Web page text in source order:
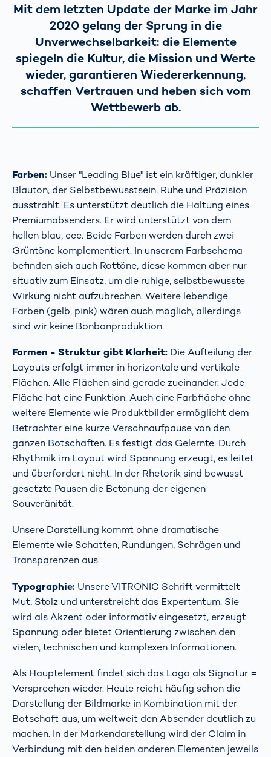
Mit dem letzten Update der Marke im Jahr
2020 gelang der Sprung in die
Unverwechselbarkeit: die Elemente
spiegeln die Kultur, die Mission und Werte
wieder, garantieren Wiedererkennung,
schaffen Vertrauen und heben sich vom
Wettbewerb ab.
Farben: Unser "Leading Blue" ist ein kräftiger, dunkler
Blauton, der Selbstbewusstsein, Ruhe und Präzision
ausstrahlt. Es unterstützt deutlich die Haltung eines
Premiumabsenders. Er wird unterstützt von dem
hellen blau, ccc. Beide Farben werden durch zwei
Grüntöne komplementiert. In unserem Farbschema
befinden sich auch Rottöne, diese kommen aber nur
situativ zum Einsatz, um die ruhige, selbstbewusste
Wirkung nicht aufzubrechen. Weitere lebendige
Farben (gelb, pink) wären auch möglich, allerdings
sind wir keine Bonbonproduktion.
Formen - Struktur gibt Klarheit: Die Aufteilung der
Layouts erfolgt immer in horizontale und vertikale
Flächen. Alle Flächen sind gerade zueinander. Jede
Fläche hat eine Funktion. Auch eine Farbfläche ohne
weitere Elemente wie Produktbilder ermöglicht dem
Betrachter eine kurze Verschnaufpause von den
ganzen Botschaften. Es festigt das Gelernte. Durch
Rhythmik im Layout wird Spannung erzeugt, es leitet
und überfordert nicht. In der Rhetorik sind bewusst
gesetzte Pausen die Betonung der eigenen
Souveränität.
Unsere Darstellung kommt ohne dramatische
Elemente wie Schatten, Rundungen, Schrägen und
Transparenzen aus.
Typographie: Unsere VITRONIC Schrift vermittelt
Mut, Stolz und unterstreicht das Expertentum. Sie
wird als Akzent oder informativ eingesetzt, erzeugt
Spannung oder bietet Orientierung zwischen den
vielen, technischen und komplexen Informationen.
Als Hauptelement findet sich das Logo als Signatur =
Versprechen wieder. Heute reicht häufig schon die
Darstellung der Bildmarke in Kombination mit der
Botschaft aus, um weltweit den Absender deutlich zu
machen. In der Markendarstellung wird der Claim in
Verbindung mit den beiden anderen Elementen jeweils